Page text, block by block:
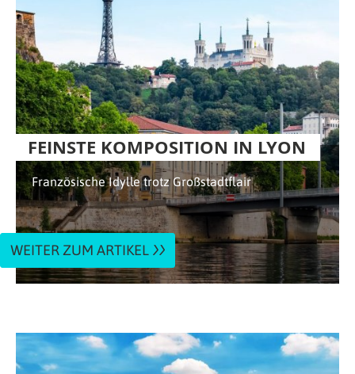
FEINSTE KOMPOSITION IN LYON
Französische Idylle trotz Großstadtflair
WEITER ZUM ARTIKEL